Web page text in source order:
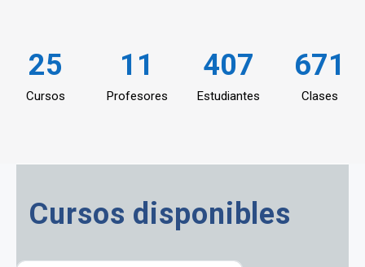
25
Cursos
11
Profesores
407
Estudiantes
671
Clases
Cursos disponibles